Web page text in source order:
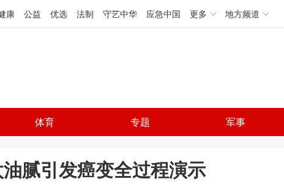
康 公益 优选 法制 守艺中华 应急中国 更多 地方频道
体育 专题 军事
腻引发癌变全过程演示